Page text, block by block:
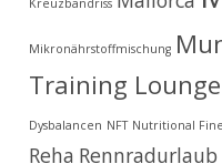
Mikronährstoffmischung
Training Lounge
Dysbalancen NFT Nutritional
Reha Rennradurlaub